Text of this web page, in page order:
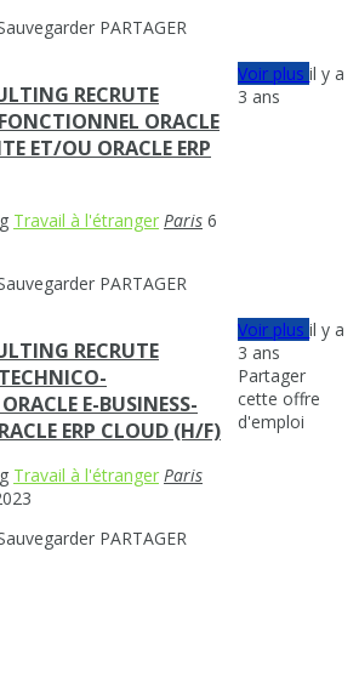
PARTAGER
RECRUTE
ORACLE
ET/OU ORACLE ERP
Travail à l'étranger Paris 6
PARTAGER
Voir plusil y a
3 ans
RECRUTE
E-BUSINESS-
ERP CLOUD (H/F)
Travail à l'étranger Paris
PARTAGER
Voir plusil y a
3 ans
Partager
cette offre
d'emploi